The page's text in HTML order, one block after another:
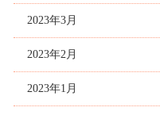
2023年3月
2023年2月
2023年1月